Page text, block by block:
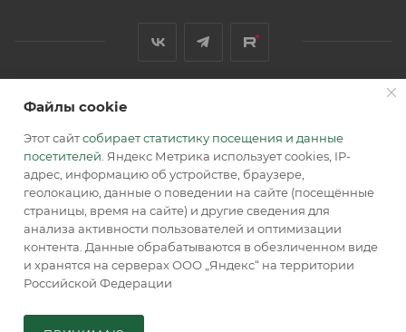
СДЕЛАТЬ ЗАПРОС
2026 © Обращаем Ваше внимание на то, что вся
информация, размещенная на сайте, носит
информационный характер и не является публичной
офертой, определяемой положениями Статьи 437 (2) ГК РФ.
Файлы cookie
Этот сайтсобирает статистику посещения и данные
посетителей . Яндекс Метрика использует cookies, IP-
адрес, информацию об устройстве, браузере,
геолокацию, данные о поведении на сайте (посещённые
страницы, время на сайте) и другие сведения для
анализа активности пользователей и оптимизации
контента. Данные обрабатываются в обезличенном виде
и хранятся на серверах ООО „Яндекс“ на территории
Российской Федерации